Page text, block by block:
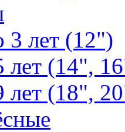
3 лет (12")
лет (14",
лет (18",